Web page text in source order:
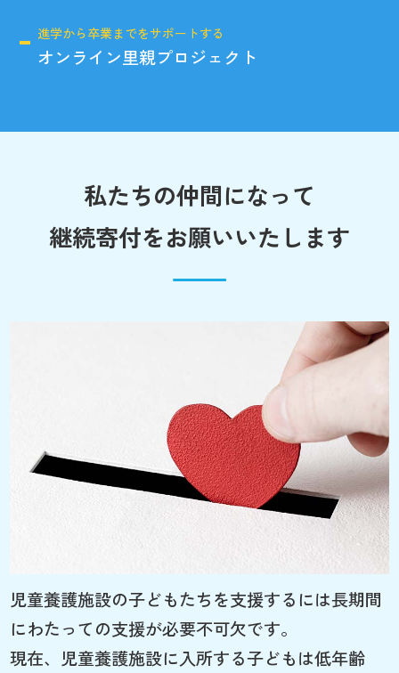
進学から卒業までをサポートする
オンライン里親プロジェクト
私たちの仲間になって
継続寄付をお願いいたします
児童養護施設の子どもたちを支援するには長期間
にわたっての支援が必要不可欠です。
現在、児童養護施設に入所する子どもは低年齢